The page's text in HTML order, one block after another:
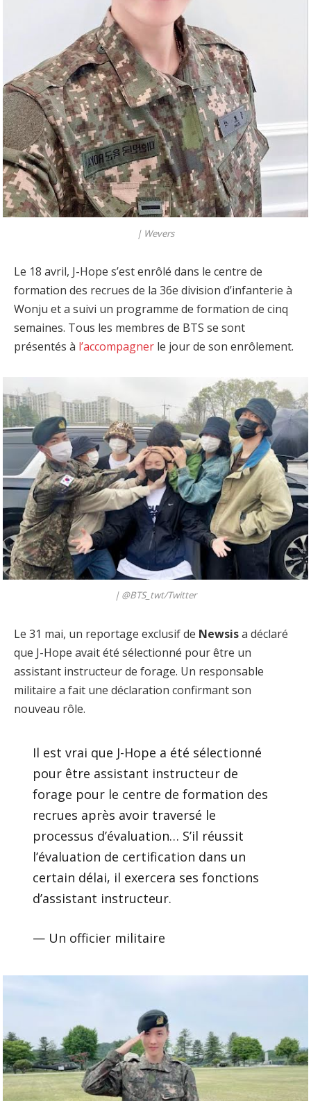
| Wevers
Le 18 avril, J-Hope s’est enrôlé dans le centre de
formation des recrues de la 36e division d’infanterie à
Wonju et a suivi un programme de formation de cinq
semaines. Tous les membres de BTS se sont
présentés à l’accompagner le jour de son enrôlement.
| @BTS_twt/Twitter
Le 31 mai, un reportage exclusif de Newsisa déclaré
que J-Hope avait été sélectionné pour être un
assistant instructeur de forage. Un responsable
militaire a fait une déclaration confirmant son
nouveau rôle.
Il est vrai que J-Hope a été sélectionné
pour être assistant instructeur de
forage pour le centre de formation des
recrues après avoir traversé le
processus d’évaluation… S’il réussit
l’évaluation de certification dans un
certain délai, il exercera ses fonctions
d’assistant instructeur.
— Un officier militaire